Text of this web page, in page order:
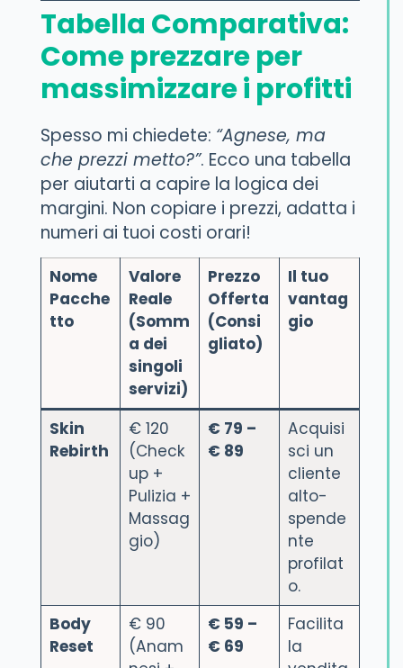
Tabella Comparativa:
Come prezzare per
massimizzare i profitti
Spesso mi chiedete: “Agnese, ma
che prezzi metto?”. Ecco una tabella
per aiutarti a capire la logica dei
margini. Non copiare i prezzi, adatta i
numeri ai tuoi costi orari!
Nome
Pacche
tto
Valore
Reale
(Somm
a dei
singoli
servizi)
Prezzo
Offerta
(Consi
gliato)
Il tuo
vantag
gio
Skin
Rebirth
€ 120
(Check
up +
Pulizia +
Massag
gio)
€ 79 –
€ 89
Acquisi
sci un
cliente
alto-
spende
nte
profilat
o.
Body
Reset
€ 90
(Anam
€ 59 –
€ 69
Facilita
la